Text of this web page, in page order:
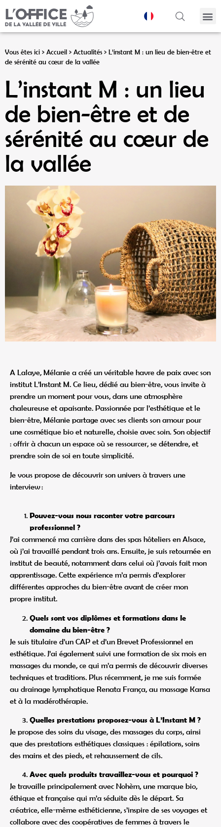
Vous êtes ici > Accueil > Actualités > L’instant M : un lieu de bien-être et
de sérénité au cœur de la vallée
L’instant M : un lieu
de bien-être et de
sérénité au cœur de
la vallée
A Lalaye, Mélanie a créé un véritable havre de paix avec son
institut L’Instant M. Ce lieu, dédié au bien-être, vous invite à
prendre un moment pour vous, dans une atmosphère
chaleureuse et apaisante. Passionnée par l’esthétique et le
bien-être, Mélanie partage avec ses clients son amour pour
une cosmétique bio et naturelle, choisie avec soin. Son objectif
: offrir à chacun un espace où se ressourcer, se détendre, et
prendre soin de soi en toute simplicité.
Je vous propose de découvrir son univers à travers une
interview :
Pouvez-vous nous raconter votre parcours
professionnel ?
J’ai commencé ma carrière dans des spas hôteliers en Alsace,
où j’ai travaillé pendant trois ans. Ensuite, je suis retournée en
institut de beauté, notamment dans celui où j’avais fait mon
apprentissage. Cette expérience m’a permis d’explorer
différentes approches du bien-être avant de créer mon
propre institut.
Quels sont vos diplômes et formations dans le
domaine du bien-être ?
Je suis titulaire d’un CAP et d’un Brevet Professionnel en
esthétique. J’ai également suivi une formation de six mois en
massages du monde, ce qui m’a permis de découvrir diverses
techniques et traditions. Plus récemment, je me suis formée
au drainage lymphatique Renata França, au massage Kansa
et à la madérothérapie.
Quelles prestations proposez-vous à L’Instant M ?
Je propose des soins du visage, des massages du corps, ainsi
que des prestations esthétiques classiques : épilations, soins
des mains et des pieds, et rehaussement de cils.
Avec quels produits travaillez-vous et pourquoi ?
Je travaille principalement avec Nohèm, une marque bio,
éthique et française qui m’a séduite dès le départ. Sa
créatrice, elle-même esthéticienne, s’inspire de ses voyages et
collabore avec des coopératives de femmes à travers le
Panneau de gestion des cookies